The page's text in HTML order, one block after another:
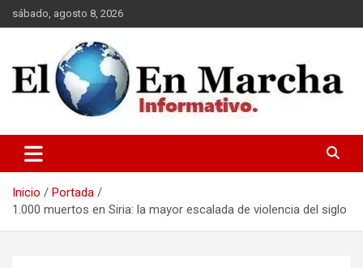
Saltar
al
sábado, agosto 8, 2026
elmundoenmarcha.net
Inicio
Portada
1.000 muertos en Siria: la mayor escalada de violencia del siglo